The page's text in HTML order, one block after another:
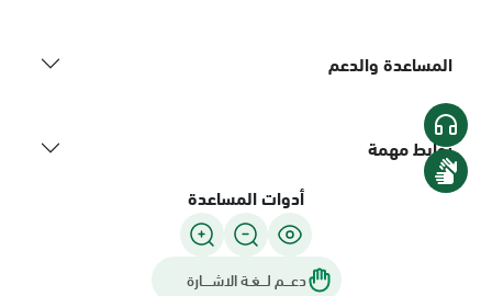
المساعدة والدعم
روابط مهمة
أدوات المساعدة
دعـــم لـــغـة الاشــــارة